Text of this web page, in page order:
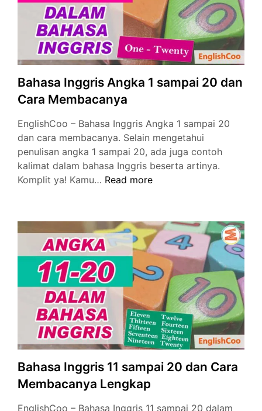
Lengkap
Bahasa Inggris Angka 1 sampai 20 dan
Cara Membacanya
EnglishCoo – Bahasa Inggris Angka 1 sampai 20
dan cara membacanya. Selain mengetahui
penulisan angka 1 sampai 20, ada juga contoh
kalimat dalam bahasa Inggris beserta artinya.
Komplit ya! Kamu… Bahasa
1
sampai
20
dan
Cara
Membacanya
Read more
Bahasa Inggris 11 sampai 20 dan Cara
Membacanya Lengkap
EnglishCoo – Bahasa Inggris 11 sampai 20 dalam